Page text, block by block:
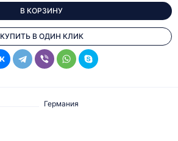
В КОРЗИНУ
КУПИТЬ В ОДИН КЛИК
Германия